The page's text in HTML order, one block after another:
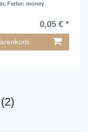
, Farbe: money
0,05 € *
(2)